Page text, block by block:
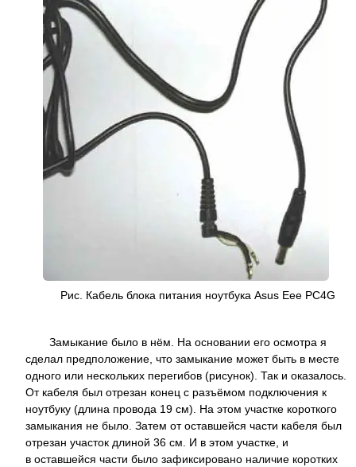
Рис. Кабель блока питания ноутбука Asus Eee PC4G
Замыкание было в нём. На основании его осмотра я
сделал предположение, что замыкание может быть в месте
одного или нескольких перегибов (рисунок). Так и оказалось.
От кабеля был отрезан конец с разъёмом подключения к
ноутбуку (длина провода 19 см). На этом участке короткого
замыкания не было. Затем от оставшейся части кабеля был
отрезан участок длиной 36 см. И в этом участке, и
в оставшейся части было зафиксировано наличие коротких